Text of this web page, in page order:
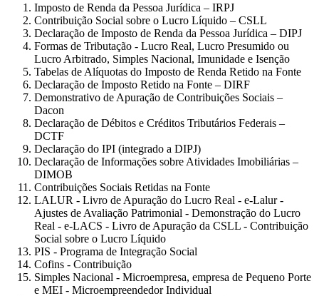
Imposto de Renda da Pessoa Jurídica – IRPJ
Contribuição Social sobre o Lucro Líquido – CSLL
Declaração de Imposto de Renda da Pessoa Jurídica – DIPJ
Formas de Tributação - Lucro Real, Lucro Presumido ou
Lucro Arbitrado, Simples Nacional, Imunidade e Isenção
Tabelas de Alíquotas do Imposto de Renda Retido na Fonte
Declaração de Imposto Retido na Fonte – DIRF
Demonstrativo de Apuração de Contribuições Sociais –
Dacon
Declaração de Débitos e Créditos Tributários Federais –
DCTF
Declaração do IPI (integrado a DIPJ)
Declaração de Informações sobre Atividades Imobiliárias –
DIMOB
Contribuições Sociais Retidas na Fonte
LALUR - Livro de Apuração do Lucro Real - e-Lalur -
Ajustes de Avaliação Patrimonial - Demonstração do Lucro
Real - e-LACS - Livro de Apuração da CSLL - Contribuição
Social sobre o Lucro Líquido
PIS - Programa de Integração Social
Cofins - Contribuição
Simples Nacional - Microempresa, empresa de Pequeno Porte
e MEI - Microempreendedor Individual